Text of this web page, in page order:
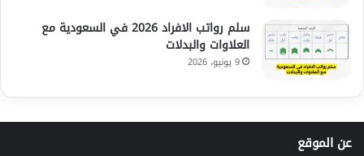
سلم رواتب الافراد 2026 في السعودية مع
العلاوات والبدلات
9 يونيو، 2026
عن الموقع